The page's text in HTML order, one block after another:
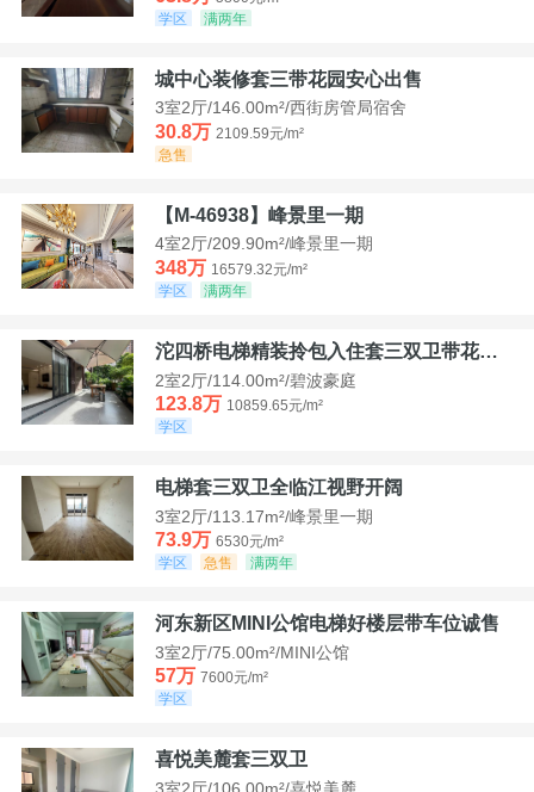
学区
满两年
城中心装修套三带花园安心出售
3室2厅/146.00m²/西街房管局宿舍
30.8万 2109.59元/m²
急售
【M-46938】峰景里一期
4室2厅/209.90m²/峰景里一期
348万 16579.32元/m²
学区
满两年
沱四桥电梯精装拎包入住套三双卫带花园40平米带车位
2室2厅/114.00m²/碧波豪庭
123.8万 10859.65元/m²
学区
电梯套三双卫全临江视野开阔
3室2厅/113.17m²/峰景里一期
73.9万 6530元/m²
学区
急售 满两年
河东新区MINI公馆电梯好楼层带车位诚售
3室2厅/75.00m²/MINI公馆
57万 7600元/m²
学区
喜悦美麓套三双卫
3室2厅/106.00m²/喜悦美麓